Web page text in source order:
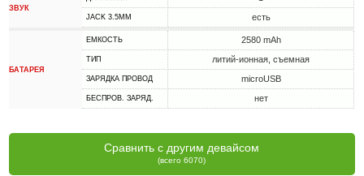
ЗВУК
JACK 3.5MM есть
БАТАРЕЯ
ЕМКОСТЬ 2580 mAh
ТИП литий-ионная, съемная
ЗАРЯДКА ПРОВОД microUSB
БЕСПРОВ. ЗАРЯД. нет
Сравнить с другим девайсом
(всего 6070)